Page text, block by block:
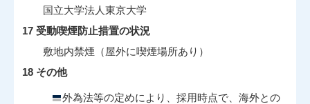
国立大学法人東京大学
17 受動喫煙防止措置の状況
敷地内禁煙（屋外に喫煙場所あり）
18 その他
外為法等の定めにより、採用時点で、海外との